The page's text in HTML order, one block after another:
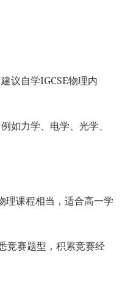
议自学IGCSE物理内
如力学、电学、光学、
理课程相当，适合高一学
竞赛题型，积累竞赛经